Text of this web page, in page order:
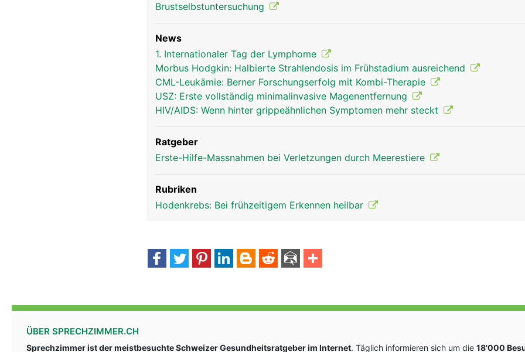
Brustselbstuntersuchung
News
1. Internationaler Tag der Lymphome
Morbus Hodgkin: Halbierte Strahlendosis im Frühstadium ausreichend
CML-Leukämie: Berner Forschungserfolg mit Kombi-Therapie
USZ: Erste vollständig minimalinvasive Magenentfernung
HIV/AIDS: Wenn hinter grippeähnlichen Symptomen mehr steckt
Ratgeber
Erste-Hilfe-Massnahmen bei Verletzungen durch Meerestiere
Rubriken
Hodenkrebs: Bei frühzeitigem Erkennen heilbar
ÜBER SPRECHZIMMER.CH
Sprechzimmer ist der meistbesuchte Schweizer Gesundheitsratgeber im Internet. Täglich informieren sich um die 18'000